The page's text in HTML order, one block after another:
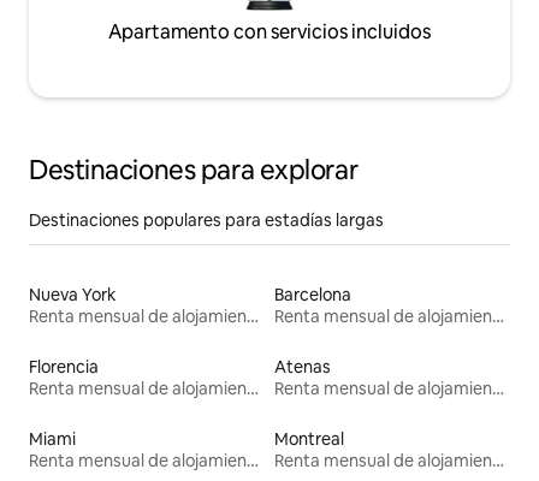
Apartamento con servicios incluidos
Destinaciones para explorar
Destinaciones populares para estadías largas
Nueva York
Renta mensual de alojamientos
Barcelona
Renta mensual de alojamientos
Florencia
Renta mensual de alojamientos
Atenas
Renta mensual de alojamientos
Miami
Renta mensual de alojamientos
Montreal
Renta mensual de alojamientos